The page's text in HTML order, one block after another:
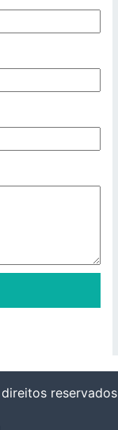
reservados